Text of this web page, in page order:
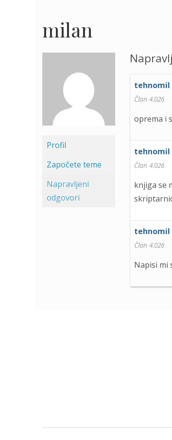
milan
Profil
Započete teme
Napravljeni
odgovori
tehnomil
Član 4.026
oprema i
tehnomil
Član 4.026
knjiga se
tehnomil
Član 4.026
Napisi mi